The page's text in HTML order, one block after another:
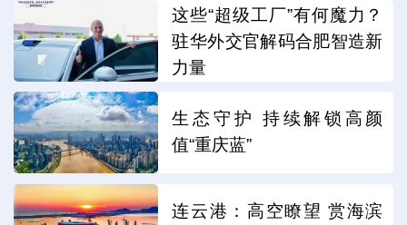
这些“超级工厂”有何魔力？
驻华外交官解码合肥智造新
力量
生态守护 持续解锁高颜
值“重庆蓝”
连云港：高空瞭望 赏海滨